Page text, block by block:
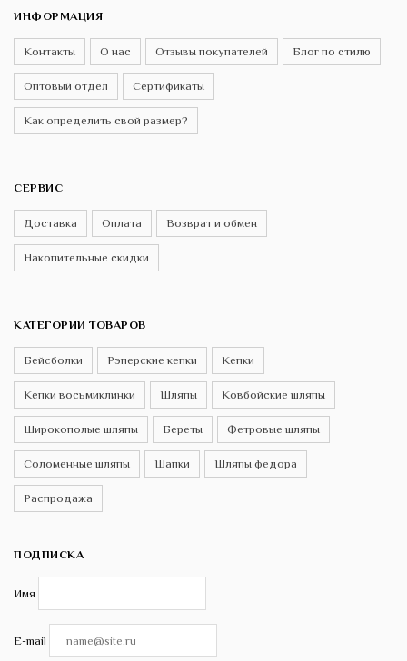
ИНФОРМАЦИЯ
Контакты О нас Отзывы покупателей Блог по стилю
Оптовый отдел Сертификаты
Как определить свой размер?
СЕРВИС
Доставка Оплата Возврат и обмен
Накопительные скидки
КАТЕГОРИИ ТОВАРОВ
Бейсболки Рэперские кепки Кепки
Кепки восьмиклинки Шляпы Ковбойские шляпы
Широкополые шляпы Береты Фетровые шляпы
Соломенные шляпы Шапки Шляпы федора
Распродажа
ПОДПИСКА
Имя
E-mail